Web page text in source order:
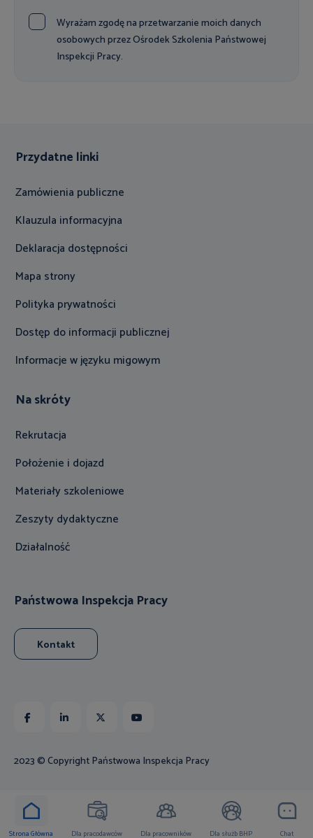
Wyrażam zgodę na przetwarzanie moich danych
osobowych przez Ośrodek Szkolenia Państwowej
Inspekcji Pracy.
Przydatne linki
Zamówienia publiczne
Klauzula informacyjna
Deklaracja dostępności
Mapa strony
Polityka prywatności
Dostęp do informacji publicznej
Informacje w języku migowym
Na skróty
Rekrutacja
Położenie i dojazd
Materiały szkoleniowe
Zeszyty dydaktyczne
Działalność
Państwowa Inspekcja Pracy
Kontakt
2023 © Copyright Państwowa Inspekcja Pracy
Strona Główna Dla pracodawców Dla pracowników Dla służb BHP Chat